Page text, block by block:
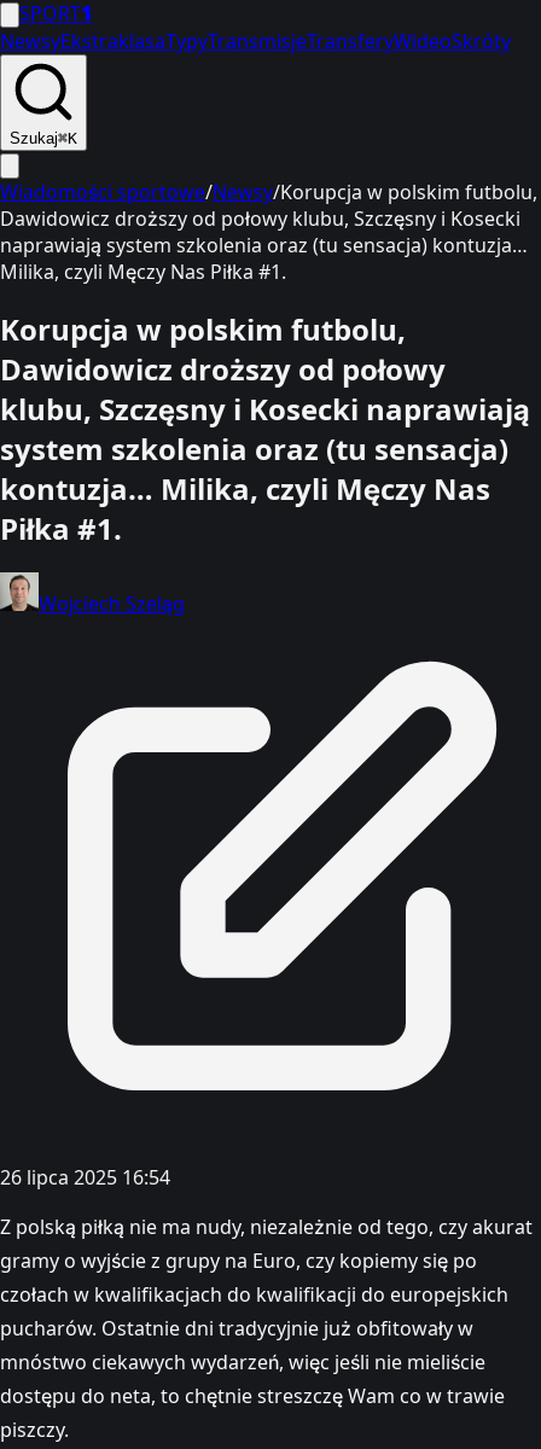
SPORT1
NewsyEkstraklasaTypyTransmisjeTransferyWideoSkróty
Szukaj⌘K
Wiadomości sportowe/Newsy/Korupcja w polskim futbolu,
Dawidowicz droższy od połowy klubu, Szczęsny i Kosecki
naprawiają system szkolenia oraz (tu sensacja) kontuzja…
Milika, czyli Męczy Nas Piłka #1.
Korupcja w polskim futbolu,
Dawidowicz droższy od połowy
klubu, Szczęsny i Kosecki naprawiają
system szkolenia oraz (tu sensacja)
kontuzja… Milika, czyli Męczy Nas
Piłka #1.
Wojciech Szeląg
26 lipca 2025 16:54
Z polską piłką nie ma nudy, niezależnie od tego, czy akurat
gramy o wyjście z grupy na Euro, czy kopiemy się po
czołach w kwalifikacjach do kwalifikacji do europejskich
pucharów. Ostatnie dni tradycyjnie już obfitowały w
mnóstwo ciekawych wydarzeń, więc jeśli nie mieliście
dostępu do neta, to chętnie streszczę Wam co w trawie
piszczy.